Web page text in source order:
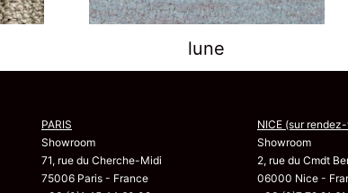
lune
PARIS
Showroom
71, rue du Cherche-Midi
75006 Paris - France
NICE (sur
Showroom
2, rue du Cmdt
06000 Nice -